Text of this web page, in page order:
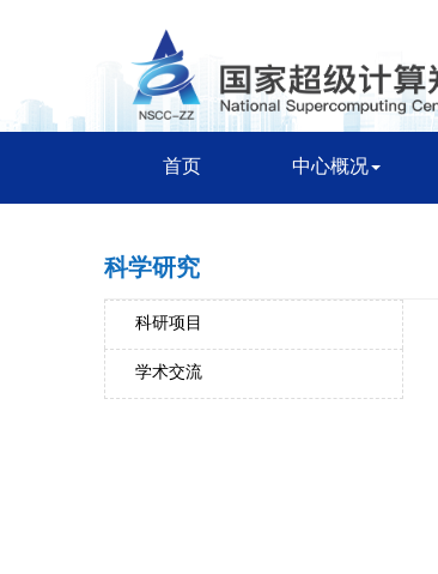
首页 中心概况
科学研究
科研项目
学术交流